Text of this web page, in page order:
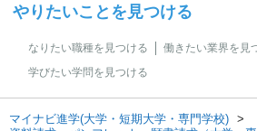
やりたいことを見つける
なりたい職種を見つける
働きたい業界を見
学びたい学問を見つける
マイナビ進学(大学・短期大学・専門学校)